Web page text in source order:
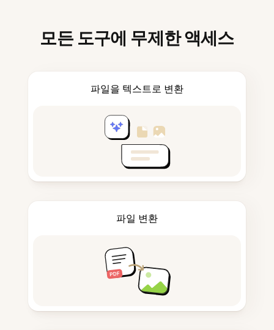
모든 도구에 무제한 액세스
파일을 텍스트로 변환
파일 변환